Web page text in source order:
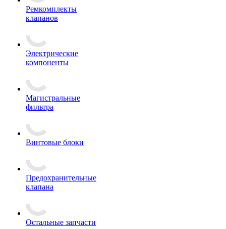
Ремкомплекты
клапанов
Электрические
компоненты
Магистральные
фильтра
Винтовые блоки
Предохранительные
клапана
Остальные запчасти